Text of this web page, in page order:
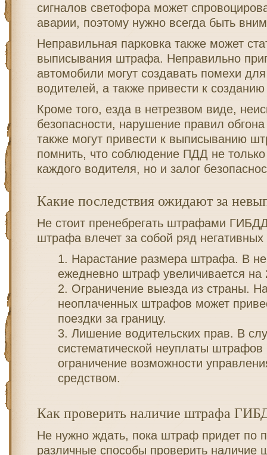
сигналов светофора может
аварии, поэтому нужно всегда быть
Неправильная парковка также может
выписывания штрафа. Неправильно
автомобили могут создавать помехи
водителей, а также привести к
Кроме того, езда в нетрезвом виде,
безопасности, нарушение правил
также могут привести к выписыванию
помнить, что соблюдение ПДД не только
каждого водителя, но и залог
Какие последствия ожидают за
Не стоит пренебрегать штрафами
штрафа влечет за собой ряд негативных
Нарастание размера штрафа. В
ежедневно штраф увеличивается на
Ограничение выезда из страны.
неоплаченных штрафов может
поездки за границу.
Лишение водительских прав. В
систематической неуплаты
ограничение возможности
средством.
Как проверить наличие штрафа
Не нужно ждать, пока штраф придет по
различные способы проверить наличие